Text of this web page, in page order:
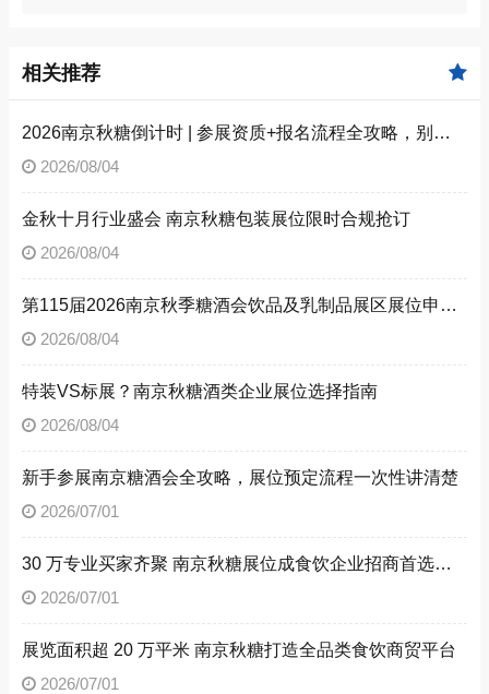
相关推荐
2026南京秋糖倒计时 | 参展资质+报名流程全攻略，别因手续不全错失良机（附材料清单）
2026/08/04
金秋十月行业盛会 南京秋糖包装展位限时合规抢订
2026/08/04
第115届2026南京秋季糖酒会饮品及乳制品展区展位申请技巧
2026/08/04
特装VS标展？南京秋糖酒类企业展位选择指南
2026/08/04
新手参展南京糖酒会全攻略，展位预定流程一次性讲清楚
2026/07/01
30 万专业买家齐聚 南京秋糖展位成食饮企业招商首选阵地
2026/07/01
展览面积超 20 万平米 南京秋糖打造全品类食饮商贸平台
2026/07/01